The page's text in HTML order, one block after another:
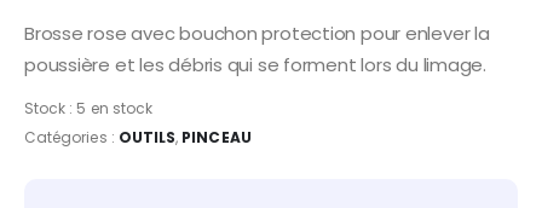
Brosse rose avec bouchon protection pour enlever la
poussière et les débris qui se forment lors du limage.
Stock : 5 en stock
Catégories : OUTILS, PINCEAU